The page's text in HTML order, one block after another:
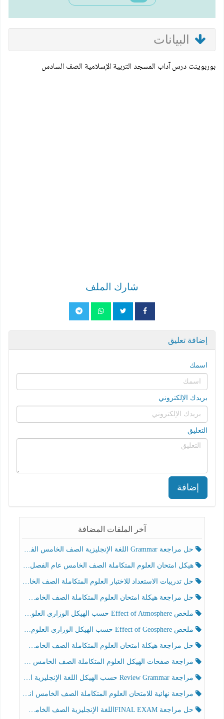
البيانات
بوربوينت درس آداب المسجد التربية الإسلامية الصف السادس
شارك الملف
إضافة تعليق
اسمك
بريدك الإلكتروني
التعليق
إضافة
آخر الملفات المضافة
حل مراجعة Grammar اللغة الإنجليزية الصف الخامس الفصل الثالث
هيكل امتحان العلوم المتكاملة الصف الخامس عام الفصل الدراسي الثالث 2025-2026
حل تدريبات الاستعداد للاختبار العلوم المتكاملة الصف الخامس عام الفصل الثالث
حل مراجعة هيكلة امتحان العلوم المتكاملة الصف الخامس انسبير الفصل الثالث
ملخص Effect of Atmosphere حسب الهيكل الوزاري العلوم المتكاملة الصف الخامس انسبير الفصل الثالث
ملخص Effect of Geosphere حسب الهيكل الوزاري العلوم المتكاملة الصف الخامس انسبير الفصل الثالث
حل مراجعة هيكلة امتحان العلوم المتكاملة الصف الخامس عام الفصل الثالث
مراجعة صفحات الهيكل العلوم المتكاملة الصف الخامس انسبير الفصل الثالث
مراجعة Review Grammar حسب الهيكل اللغة الإنجليزية الصف الخامس الفصل الثالث
مراجعة نهائية للامتحان العلوم المتكاملة الصف الخامس انسبير الفصل الثالث
حل مراجعة FINAL EXAMاللغة الإنجليزية الصف الخامس الفصل الثالث